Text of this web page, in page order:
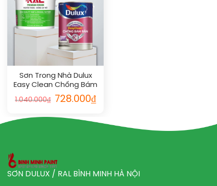
Sơn Trong Nhà Dulux
Easy Clean Chống Bám
Bẩn Bóng 5L
1.040.000₫ 728.000₫
SƠN DULUX / RAL BÌNH MINH HÀ NỘI